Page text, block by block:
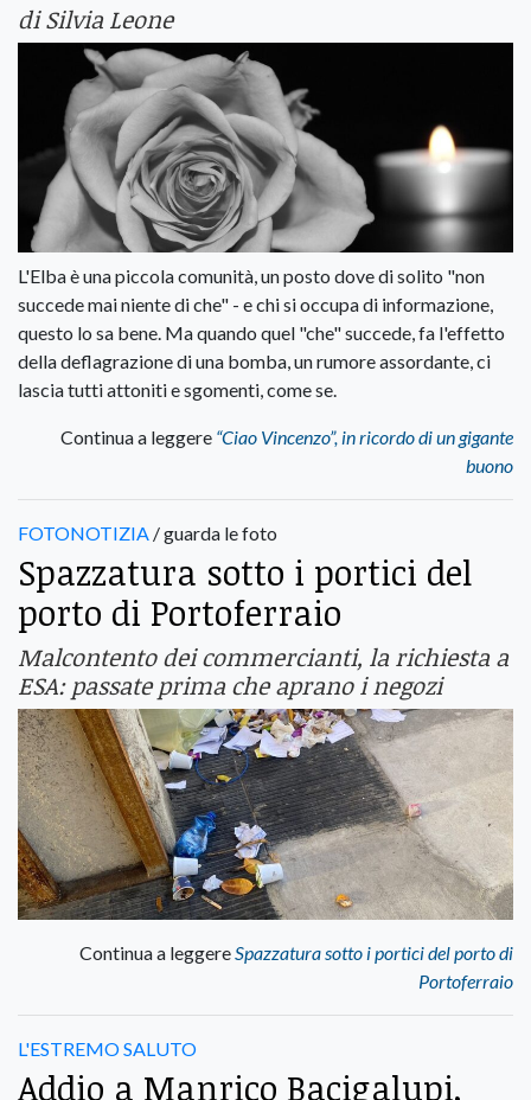
di Silvia Leone
L'Elba è una piccola comunità, un posto dove di solito "non
succede mai niente di che" - e chi si occupa di informazione,
questo lo sa bene. Ma quando quel "che" succede, fa l'effetto
della deflagrazione di una bomba, un rumore assordante, ci
lascia tutti attoniti e sgomenti, come se.
Continua a leggere “Ciao Vincenzo”, in ricordo di un gigante
buono
FOTONOTIZIA / guarda le foto
Spazzatura sotto i portici del
porto di Portoferraio
Malcontento dei commercianti, la richiesta a
ESA: passate prima che aprano i negozi
Continua a leggere Spazzatura sotto i portici del porto di
Portoferraio
L'ESTREMO SALUTO
Addio a Manrico Bacigalupi,